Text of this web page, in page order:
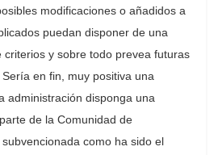
modificaciones o añadidos a
puedan disponer de una
criterios y sobre todo prevea futuras
en fin, muy positiva una
administración disponga una
de la Comunidad de
como ha sido el